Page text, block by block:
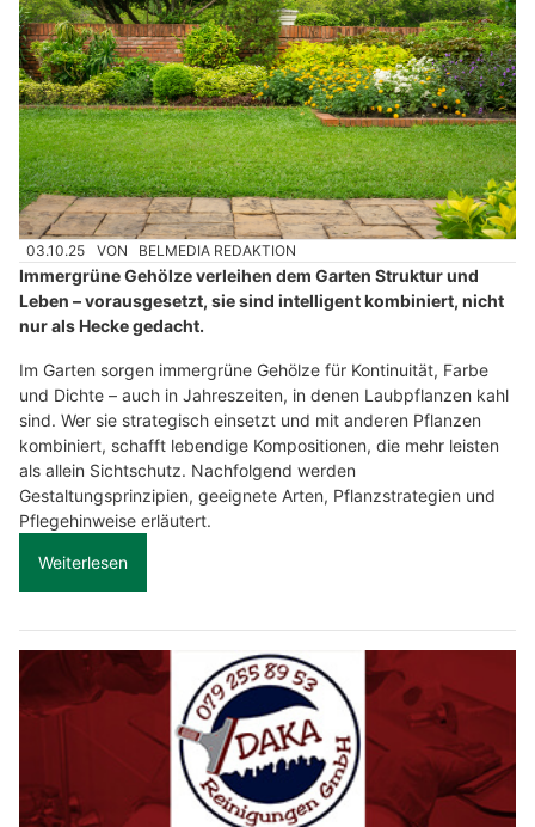
03.10.25 VON BELMEDIA REDAKTION
Immergrüne Gehölze verleihen dem Garten Struktur und
Leben – vorausgesetzt, sie sind intelligent kombiniert, nicht
nur als Hecke gedacht.
Im Garten sorgen immergrüne Gehölze für Kontinuität, Farbe
und Dichte – auch in Jahreszeiten, in denen Laubpflanzen kahl
sind. Wer sie strategisch einsetzt und mit anderen Pflanzen
kombiniert, schafft lebendige Kompositionen, die mehr leisten
als allein Sichtschutz. Nachfolgend werden
Gestaltungsprinzipien, geeignete Arten, Pflanzstrategien und
Pflegehinweise erläutert.
Weiterlesen